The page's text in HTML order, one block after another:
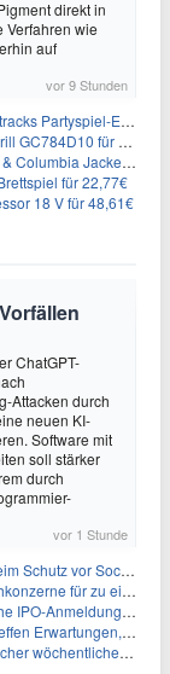
direkt in
Verfahren wie
auf
vor 9 Stunden
Erweiterung für 6,99€
für 239,99€
Jacken ab 39,60€
für 22,77€
18 V für 48,61€
ChatGPT-
Attacken durch
neuen KI-
Software mit
soll stärker
durch
vor 1 Stunde
vor Social Media
für zu einflussreich
im Zuge des AI-Booms
Aktien fallen: Ein tieferer Blick
von Innovation und Marktnachfrage